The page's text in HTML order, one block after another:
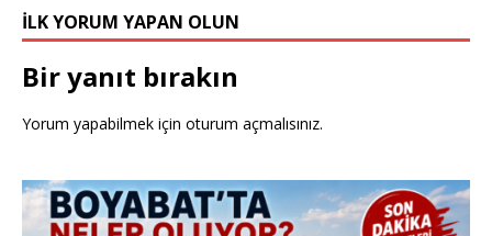
İLK YORUM YAPAN OLUN
Bir yanıt bırakın
Yorum yapabilmek için oturum açmalısınız.